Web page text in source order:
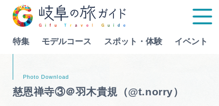
特集 モデルコース スポット・体験 イベント
Language
慈恩禅寺③＠羽木貴規（@t.norry）